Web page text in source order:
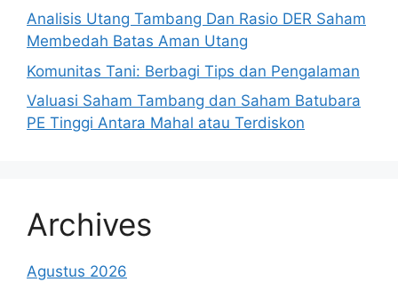
Analisis Utang Tambang Dan Rasio DER Saham
Membedah Batas Aman Utang
Komunitas Tani: Berbagi Tips dan Pengalaman
Valuasi Saham Tambang dan Saham Batubara
PE Tinggi Antara Mahal atau Terdiskon
Archives
Agustus 2026